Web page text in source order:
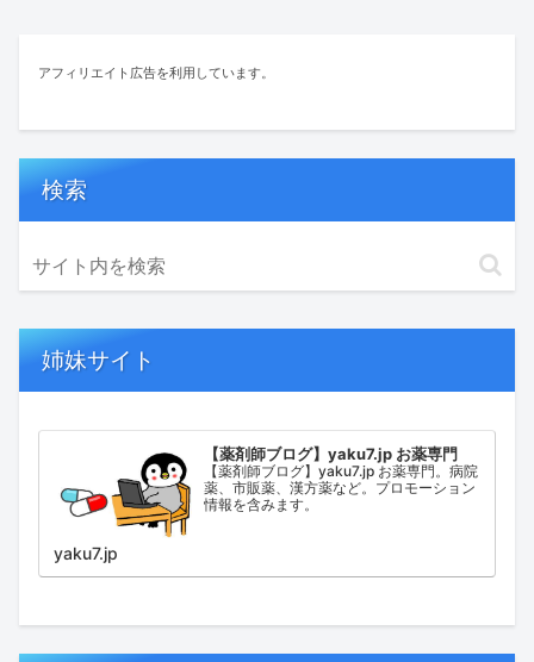
アフィリエイト広告を利用しています。
検索
姉妹サイト
【薬剤師ブログ】yaku7.jp お薬専門
【薬剤師ブログ】yaku7.jp お薬専門。病院
薬、市販薬、漢方薬など。プロモーション
情報を含みます。
yaku7.jp